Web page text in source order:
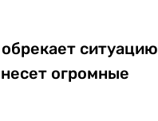
ситуацию
огромные